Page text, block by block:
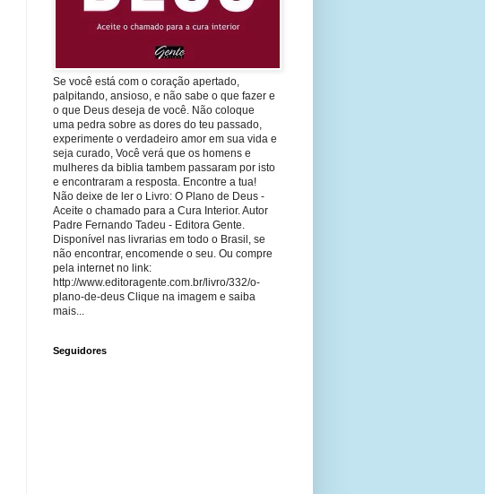
Se você está com o coração apertado,
palpitando, ansioso, e não sabe o que fazer e
o que Deus deseja de você. Não coloque
uma pedra sobre as dores do teu passado,
experimente o verdadeiro amor em sua vida e
seja curado, Você verá que os homens e
mulheres da biblia tambem passaram por isto
e encontraram a resposta. Encontre a tua!
Não deixe de ler o Livro: O Plano de Deus -
Aceite o chamado para a Cura Interior. Autor
Padre Fernando Tadeu - Editora Gente.
Disponível nas livrarias em todo o Brasil, se
não encontrar, encomende o seu. Ou compre
pela internet no link:
http://www.editoragente.com.br/livro/332/o-
plano-de-deus Clique na imagem e saiba
mais...
Seguidores